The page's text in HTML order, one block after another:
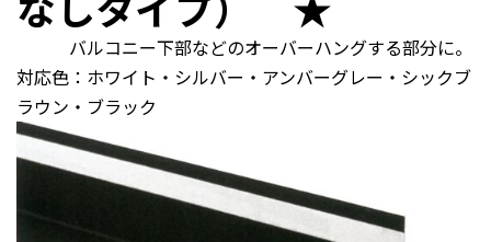
バルコニー下部などのオーバーハングする部分に。
対応色：ホワイト・シルバー・アンバーグレー・シックブ
ラウン・ブラック